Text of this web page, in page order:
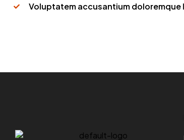
Voluptatem accusantium doloremque